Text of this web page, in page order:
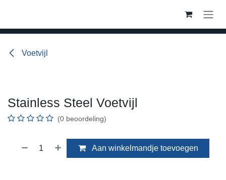
Voetvijl
Stainless Steel Voetvijl
(0 beoordeling)
Aan winkelmandje toevoegen